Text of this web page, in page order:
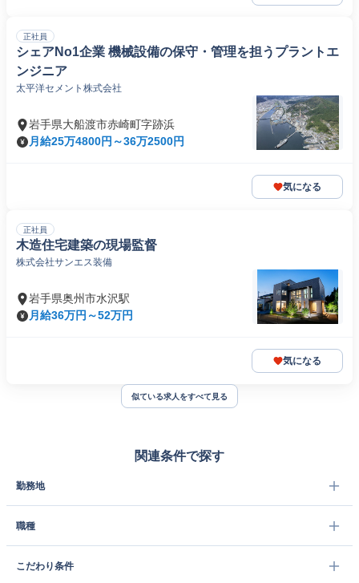
正社員
シェアNo1企業 機械設備の保守・管理を担うプラントエ
ンジニア
太平洋セメント株式会社
岩手県大船渡市赤崎町字跡浜
月給25万4800円～36万2500円
気になる
正社員
木造住宅建築の現場監督
株式会社サンエス装備
岩手県奥州市水沢駅
月給36万円～52万円
気になる
似ている求人をすべて見る
関連条件で探す
勤務地
職種
こだわり条件